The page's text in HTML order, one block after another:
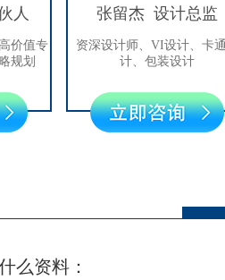
张留杰 设计总监
资深设计师、VI设计、卡通设
计、包装设计
么资料：